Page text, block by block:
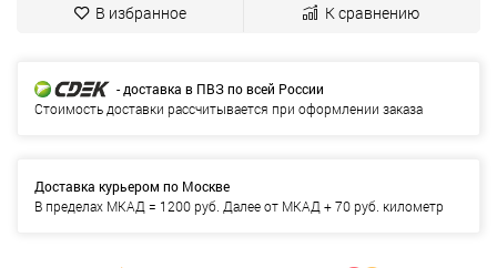
В избранное К сравнению
- доставка в ПВЗ по всей России
Стоимость доставки рассчитывается при оформлении заказа
Доставка курьером по Москве
В пределах МКАД = 1200 руб. Далее от МКАД + 70 руб. километр